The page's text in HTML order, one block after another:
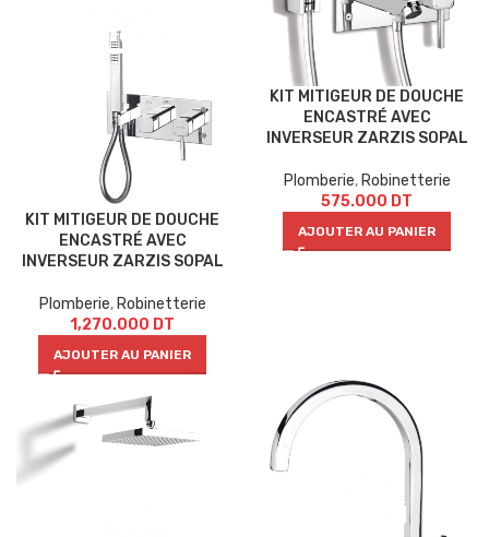
KIT MITIGEUR DE DOUCHE
ENCASTRÉ AVEC
INVERSEUR ZARZIS SOPAL
Plomberie, Robinetterie
1,270.000 DT
AJOUTER AU PANIER
KIT MITIGEUR DE DOUCHE
ENCASTRÉ AVEC
INVERSEUR ZARZIS SOPAL
Plomberie, Robinetterie
575.000 DT
AJOUTER AU PANIER